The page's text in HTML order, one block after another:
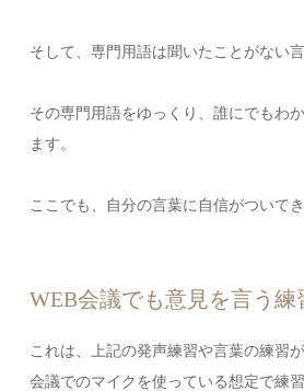
そして、専門用語は聞いたことがない
その専門用語をゆっくり、誰にでもわ
ます。
ここでも、自分の言葉に自信がついてき
WEB会議でも意見を言う練
これは、上記の発声練習や言葉の練習
会議でのマイクを使っている想定で練習